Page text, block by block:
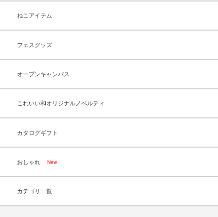
ねこアイテム
フェスグッズ
オープンキャンパス
これいい和オリジナルノベルティ
カタログギフト
おしゃれ New
カテゴリ一覧